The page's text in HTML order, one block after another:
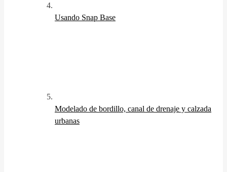
Usando Snap Base
Modelado de bordillo, canal de drenaje y calzada
urbanas